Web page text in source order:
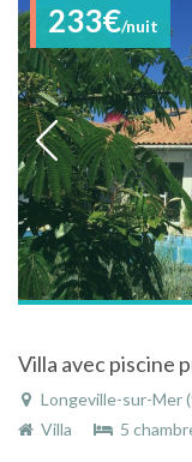
233€/nuit
Longeville-sur-Mer
Villa
5